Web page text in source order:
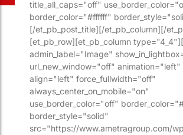
title_all_caps="off"
border_color="#ffffff"
[/et_pb_post_title][/et_pb_column][/
[et_pb_row][et_pb_column
admin_label="Image"
url_new_window="off"
align="left" force_fullwidth="off"
always_center_on_mobile="on"
use_border_color="off"
border_style="solid"
src="https://www.ametragroup.com/